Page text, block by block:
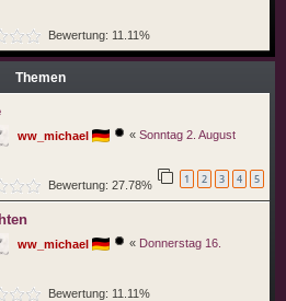
Bewertung: 11.11%
Themen
ww_michael « Sonntag 2. August
1 2 3 4 5
Bewertung: 27.78%
ww_michael « Donnerstag 16.
Bewertung: 11.11%